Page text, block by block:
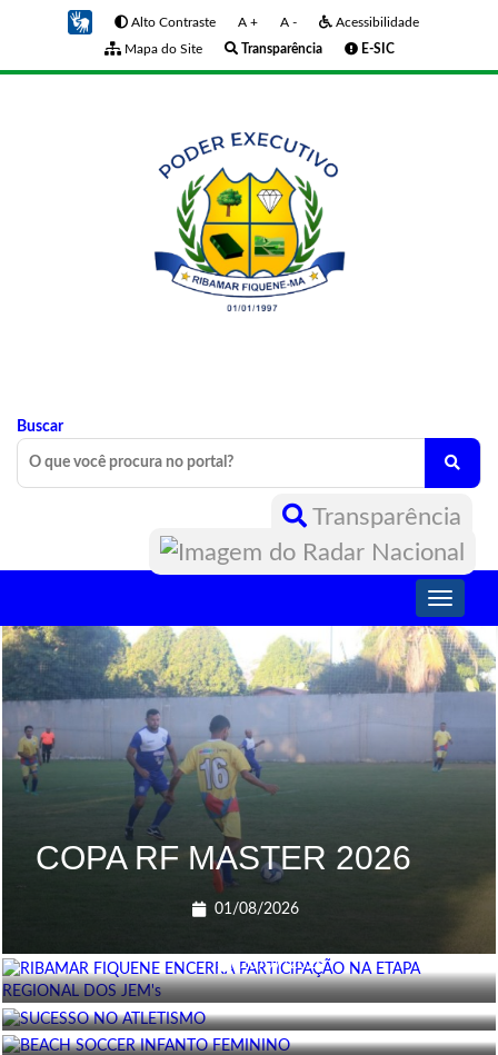
Alto Contraste A + A -
Acessibilidade
Mapa do Site
Transparência E-SIC
Buscar
Transparência
Toggle
COPA RF MASTER 2026
01/08/2026
RIBAMAR FIQUENE ENCERRA
26/07/2026
SUCESSO NO ATLETISMO
23/07/2026
BEACH SOCCER INFANTO FEMININO
23/07/2026
ATLETAS FIQUENENSES NO PÓDIO
21/07/2026